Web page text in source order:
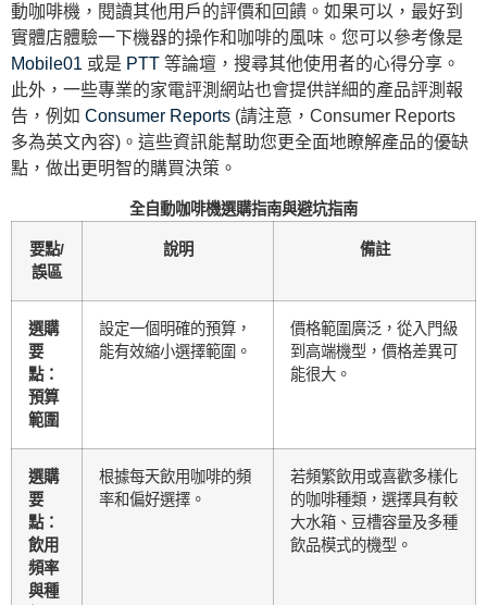
動咖啡機，閱讀其他用戶的評價和回饋。如果可以，最好到
實體店體驗一下機器的操作和咖啡的風味。您可以參考像是
Mobile01 或是 PTT 等論壇，搜尋其他使用者的心得分享。
此外，一些專業的家電評測網站也會提供詳細的產品評測報
告，例如 Consumer Reports (請注意，Consumer Reports
多為英文內容)。這些資訊能幫助您更全面地瞭解產品的優缺
點，做出更明智的購買決策。
全自動咖啡機選購指南與避坑指南
要點/
誤區
說明 備註
選購
要
點：
預算
範圍
設定一個明確的預算，
能有效縮小選擇範圍。
價格範圍廣泛，從入門級
到高端機型，價格差異可
能很大。
選購
要
點：
飲用
頻率
與種
根據每天飲用咖啡的頻
率和偏好選擇。
若頻繁飲用或喜歡多樣化
的咖啡種類，選擇具有較
大水箱、豆槽容量及多種
飲品模式的機型。